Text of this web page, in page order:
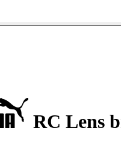
RC Lens